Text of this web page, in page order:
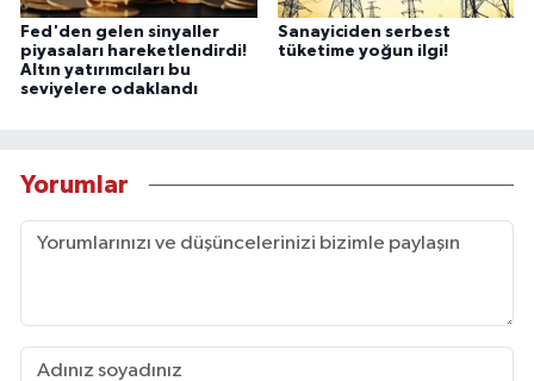
Fed'den gelen sinyaller
piyasaları hareketlendirdi!
Altın yatırımcıları bu
seviyelere odaklandı
Sanayiciden serbest
tüketime yoğun ilgi!
Yorumlar